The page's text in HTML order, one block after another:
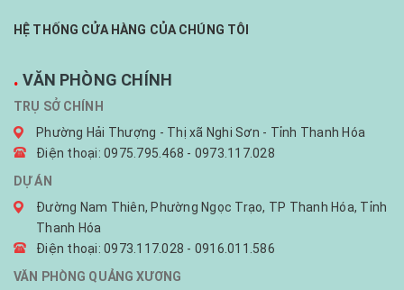
HỆ THỐNG CỬA HÀNG CỦA CHÚNG TÔI
. VĂN PHÒNG CHÍNH
TRỤ SỞ CHÍNH
Phường Hải Thượng - Thị xã Nghi Sơn - Tỉnh Thanh Hóa
Điện thoại: 0975.795.468 - 0973.117.028
DỰ ÁN
Đường Nam Thiên, Phường Ngọc Trạo, TP Thanh Hóa, Tỉnh
Thanh Hóa
Điện thoại: 0973.117.028 - 0916.011.586
VĂN PHÒNG QUẢNG XƯƠNG